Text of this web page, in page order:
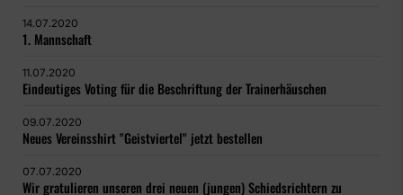
14.07.2020
1. Mannschaft
11.07.2020
Eindeutiges Voting für die Beschriftung der Trainerhäuschen
09.07.2020
Neues Vereinsshirt "Geistviertel" jetzt bestellen
07.07.2020
Wir gratulieren unseren drei neuen (jungen) Schiedsrichtern zu